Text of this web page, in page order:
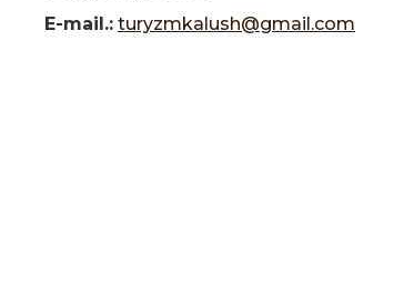
E-mail.: turyzmkalush@gmail.com